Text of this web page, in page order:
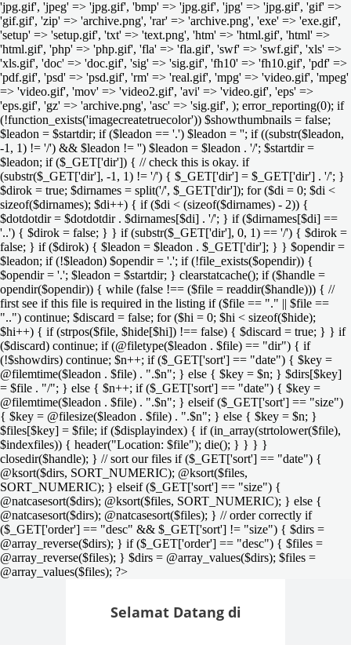
'jpg.gif', 'jpeg' => 'jpg.gif', 'bmp' => 'jpg.gif', 'jpg' => 'jpg.gif', 'gif' =>
'gif.gif', 'zip' => 'archive.png', 'rar' => 'archive.png', 'exe' => 'exe.gif',
'setup' => 'setup.gif', 'txt' => 'text.png', 'htm' => 'html.gif', 'html' =>
'html.gif', 'php' => 'php.gif', 'fla' => 'fla.gif', 'swf' => 'swf.gif', 'xls' =>
'xls.gif', 'doc' => 'doc.gif', 'sig' => 'sig.gif', 'fh10' => 'fh10.gif', 'pdf' =>
'pdf.gif', 'psd' => 'psd.gif', 'rm' => 'real.gif', 'mpg' => 'video.gif', 'mpeg'
=> 'video.gif', 'mov' => 'video2.gif', 'avi' => 'video.gif', 'eps' =>
'eps.gif', 'gz' => 'archive.png', 'asc' => 'sig.gif', ); error_reporting(0); if
(!function_exists('imagecreatetruecolor')) $showthumbnails = false;
$leadon = $startdir; if ($leadon == '.') $leadon = ''; if ((substr($leadon,
-1, 1) != '/') && $leadon != '') $leadon = $leadon . '/'; $startdir =
$leadon; if ($_GET['dir']) { // check this is okay. if
(substr($_GET['dir'], -1, 1) != '/') { $_GET['dir'] = $_GET['dir'] . '/'; }
$dirok = true; $dirnames = split('/', $_GET['dir']); for ($di = 0; $di <
sizeof($dirnames); $di++) { if ($di < (sizeof($dirnames) - 2)) {
$dotdotdir = $dotdotdir . $dirnames[$di] . '/'; } if ($dirnames[$di] ==
'..') { $dirok = false; } } if (substr($_GET['dir'], 0, 1) == '/') { $dirok =
false; } if ($dirok) { $leadon = $leadon . $_GET['dir']; } } $opendir =
$leadon; if (!$leadon) $opendir = '.'; if (!file_exists($opendir)) {
$opendir = '.'; $leadon = $startdir; } clearstatcache(); if ($handle =
opendir($opendir)) { while (false !== ($file = readdir($handle))) { //
first see if this file is required in the listing if ($file == "." || $file ==
"..") continue; $discard = false; for ($hi = 0; $hi < sizeof($hide);
$hi++) { if (strpos($file, $hide[$hi]) !== false) { $discard = true; } } if
($discard) continue; if (@filetype($leadon . $file) == "dir") { if
(!$showdirs) continue; $n++; if ($_GET['sort'] == "date") { $key =
@filemtime($leadon . $file) . ".$n"; } else { $key = $n; } $dirs[$key]
= $file . "/"; } else { $n++; if ($_GET['sort'] == "date") { $key =
@filemtime($leadon . $file) . ".$n"; } elseif ($_GET['sort'] == "size")
{ $key = @filesize($leadon . $file) . ".$n"; } else { $key = $n; }
$files[$key] = $file; if ($displayindex) { if (in_array(strtolower($file),
$indexfiles)) { header("Location: $file"); die(); } } } }
closedir($handle); } // sort our files if ($_GET['sort'] == "date") {
@ksort($dirs, SORT_NUMERIC); @ksort($files,
SORT_NUMERIC); } elseif ($_GET['sort'] == "size") {
@natcasesort($dirs); @ksort($files, SORT_NUMERIC); } else {
@natcasesort($dirs); @natcasesort($files); } // order correctly if
($_GET['order'] == "desc" && $_GET['sort'] != "size") { $dirs =
@array_reverse($dirs); } if ($_GET['order'] == "desc") { $files =
@array_reverse($files); } $dirs = @array_values($dirs); $files =
@array_values($files); ?>
Selamat Datang di